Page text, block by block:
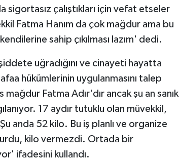
çalıştıkları için vefat etseler
Fatma Hanım da çok mağdur ama bu
sahip çıkılması lazım' dedi.
uğradığını ve cinayeti hayatta
hükümlerinin uygulanmasını talep
mağdur Fatma Adır'dır ancak şu an sanık
17 aydır tutuklu olan müvekkil,
anda 52 kilo. Bu iş planlı ve organize
kilo vermezdi. Ortada bir
ifadesini kullandı.